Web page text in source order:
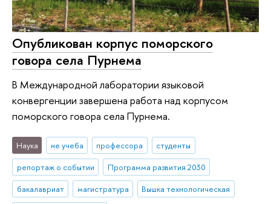
Опубликован корпус поморского
говора села Пурнема
В Международной лаборатории языковой
конвергенции завершена работа над корпусом
поморского говора села Пурнема.
Наука не учеба профессора
студенты
репортаж о событии
Программа развития 2030
бакалавриат
магистратура
Вышка технологическая